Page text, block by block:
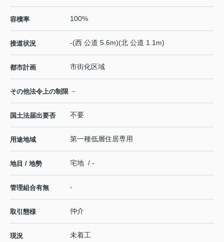
容積率 100%
接道状況 -(西 公道 5.6m)(北 公道 1.1m)
都市計画 市街化区域
その他法令上の制限 -
国土法届出要否 不要
用途地域 第一種低層住居専用
地目 / 地勢 宅地 / -
管理組合有無 -
取引態様 仲介
現況 未着工